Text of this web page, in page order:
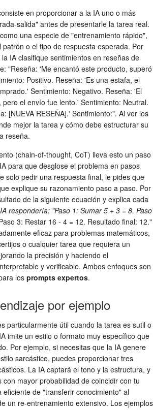
en proporcionar a la IA uno o más
salida" antes de presentarle la tarea real.
una especie de "entrenamiento rápido",
o el tipo de respuesta esperada. Por
IA clasifique sentimientos en reseñas de
"Reseña: 'Me encantó este producto, superó
Positivo. Reseña: 'Es una estafa, el
Sentimiento: Negativo. Reseña: 'El
el envío fue lento.' Sentimiento: Neutral.
[NUEVA RESEÑA].' Sentimiento:". Al ver los
mejor la tarea y cómo debe estructurar su
reseña.
(chain-of-thought, CoT) lleva esto un paso
para que desglose el problema en pasos
solo pedir una respuesta final, le pides que
explique su razonamiento paso a paso. Por
de la siguiente ecuación y explica cada
respondería: "Paso 1: Sumar 5 + 3 = 8. Paso
3: Restar 16 - 4 = 12. Resultado final: 12."
eficaz para problemas matemáticos,
o cualquier tarea que requiera un
la precisión y haciendo el
y verificable. Ambos enfoques son
los prompts expertos.
por ejemplo
particularmente útil cuando la tarea es sutil o
imite un estilo o formato muy específico que
Por ejemplo, si necesitas que la IA genere
sarcástico, puedes proporcionar tres
La IA captará el tono y la estructura, y
mayor probabilidad de coincidir con tu
eficiente de "transferir conocimiento" al
un re-entrenamiento extensivo. Los ejemplos